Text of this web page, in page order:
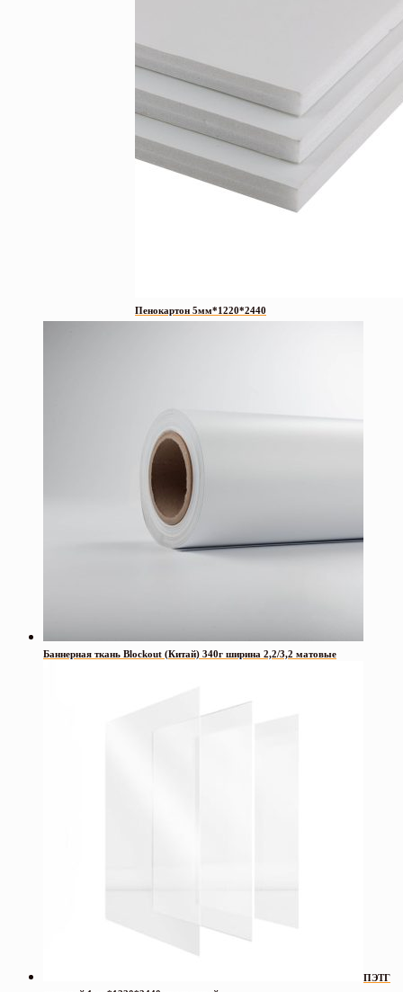
Пенокартон 5мм*1220*2440
Баннерная ткань Blockout (Китай) 340г ширина 2,2/3,2 матовые
ПЭТГ